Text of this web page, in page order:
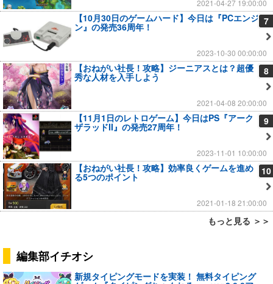
2021-04-27 19:00:00
7
【10月30日のゲームハード】今日は『PCエンジ
ン』の発売36周年！
2023-10-30 00:00:00
8
【おねがい社長！攻略】ジーニアスとは？超優
秀な人材を入手しよう
2021-04-08 20:00:00
9
【11月1日のレトロゲーム】今日はPS『アーク
ザラッドII』の発売27周年！
2023-11-01 10:00:00
10
【おねがい社長！攻略】効率良くゲームを進め
る5つのポイント
2021-01-18 21:00:00
もっと見る ＞＞
編集部イチオシ
新規タイピングモードを実装！ 無料タイピング